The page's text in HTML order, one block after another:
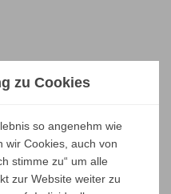
zu Cookies
so angenehm wie
wir Cookies, auch von
stimme zu“ um alle
zur Website weiter zu